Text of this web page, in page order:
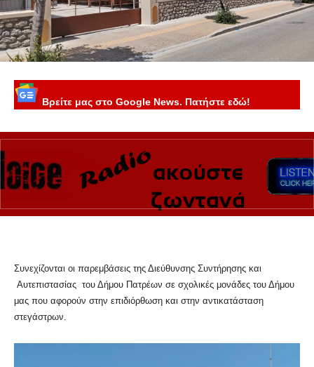
Βρείτε μας στο Google News. Πατήστε εδώ!
Συνεχίζονται οι παρεμβάσεις της Διεύθυνσης Συντήρησης και
Αυτεπιστασίας του Δήμου Πατρέων σε σχολικές μονάδες του Δήμου
μας που αφορούν στην επιδιόρθωση και στην αντικατάσταση
στεγάστρων.